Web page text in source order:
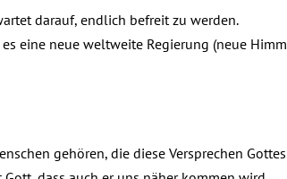
darauf, endlich befreit zu werden.
eine neue weltweite Regierung (neue
gehören, die diese Versprechen